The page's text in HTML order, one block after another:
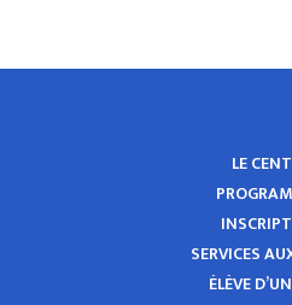
LE
SERVICES
ÉLÈVE